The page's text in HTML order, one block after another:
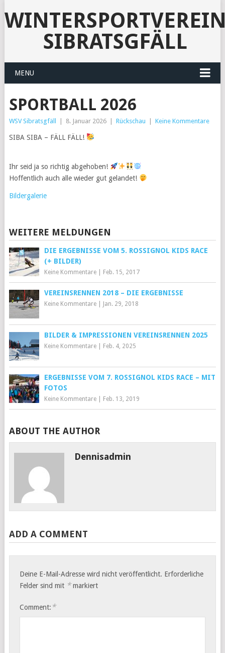
SIBRATSGFÄLL
MENU
SPORTBALL 2026
WSV Sibratsgfäll 8. Januar 2026 Rückschau Keine Kommentare
SIBA SIBA – FÄLL FÄLL!
Ihr seid ja so richtig abgehoben!
Hoffentlich auch alle wieder gut gelandet!
Bildergalerie
WEITERE MELDUNGEN
DIE ERGEBNISSE VOM 5. ROSSIGNOL KIDS RACE
(+ BILDER)
Keine Kommentare| Feb. 15, 2017
VEREINSRENNEN 2018 – DIE ERGEBNISSE
Keine Kommentare| Jan. 29, 2018
BILDER & IMPRESSIONEN VEREINSRENNEN 2025
Keine Kommentare| Feb. 4, 2025
ERGEBNISSE VOM 7. ROSSIGNOL KIDS RACE – MIT
FOTOS
Keine Kommentare| Feb. 13, 2019
ABOUT THE AUTHOR
Dennisadmin
ADD A COMMENT
Deine E-Mail-Adresse wird nicht veröffentlicht. Erforderliche
Felder sind mit *markiert
Comment: *